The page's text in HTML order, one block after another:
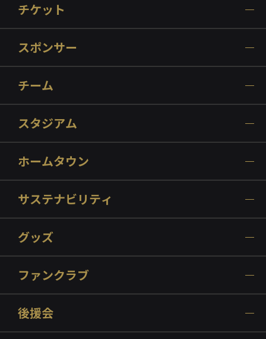
チケット
スポンサー
チーム
スタジアム
ホームタウン
サステナビリティ
グッズ
ファンクラブ
後援会